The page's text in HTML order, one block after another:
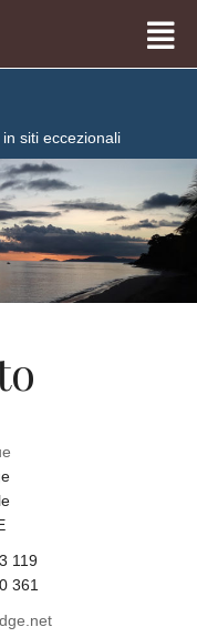
siti eccezionali
119
361